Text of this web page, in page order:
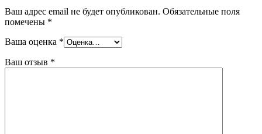
Ваш адрес email не будет опубликован. Обязательные поля
помечены *
Ваша оценка *
Ваш отзыв *